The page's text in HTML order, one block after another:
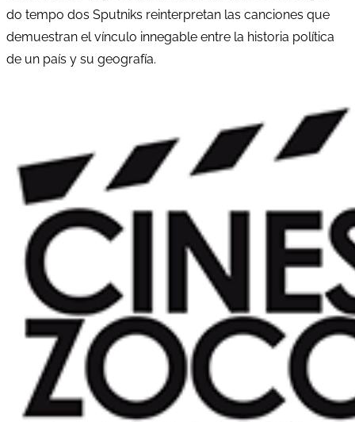
do tempo dos Sputniks reinterpretan las canciones que
demuestran el vínculo innegable entre la historia política
de un país y su geografía.